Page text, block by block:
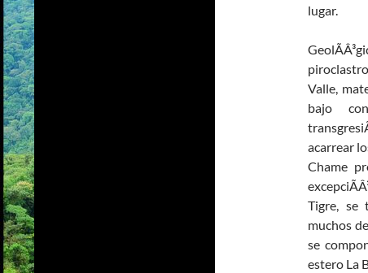
lugar.
Valle,
bajo
acarrear
Chame
Tigre, se
muchos
se
estero La